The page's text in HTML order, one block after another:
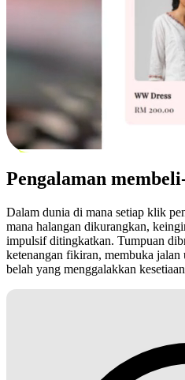
Pengalaman
Dalam dunia di mana setiap klik
mana halangan dikurangkan,
impulsif ditingkatkan. Tumpuan
ketenangan fikiran, membuka
belah yang menggalakkan